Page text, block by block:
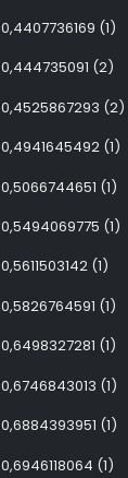
0,4407736169 (1)
0,444735091 (2)
0,4525867293 (2)
0,4941645492 (1)
0,5066744651 (1)
0,5494069775 (1)
0,5611503142 (1)
0,5826764591 (1)
0,6498327281 (1)
0,6746843013 (1)
0,6884393951 (1)
0,6946118064 (1)